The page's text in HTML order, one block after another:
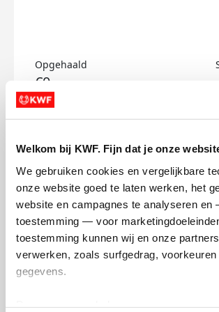
Welkom bij KWF. Fijn dat je onze
We gebruiken cookies en vergelijkbare
onze website goed te laten werken, het
website en campagnes te analyseren
toestemming — voor
toestemming kunnen wij en onze
verwerken, zoals surfgedrag,
gegevens.
Opgehaald
€0
Doneer
Lot's badges